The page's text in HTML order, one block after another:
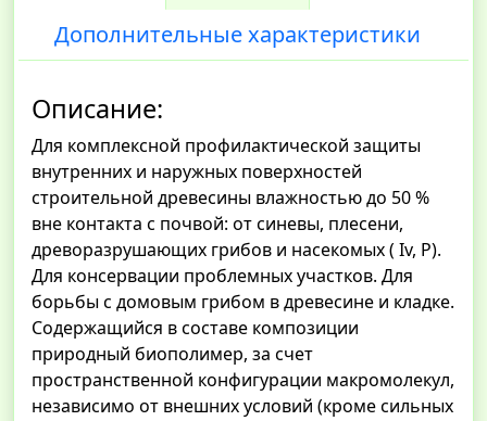
Дополнительные характеристики
Описание:
Для комплексной профилактической защиты
внутренних и наружных поверхностей
строительной древесины влажностью до 50 %
вне контакта с почвой: от синевы, плесени,
древоразрушающих грибов и насекомых ( Iv, P).
Для консервации проблемных участков. Для
борьбы с домовым грибом в древесине и кладке.
Содержащийся в составе композиции
природный биополимер, за счет
пространственной конфигурации макромолекул,
независимо от внешних условий (кроме сильных